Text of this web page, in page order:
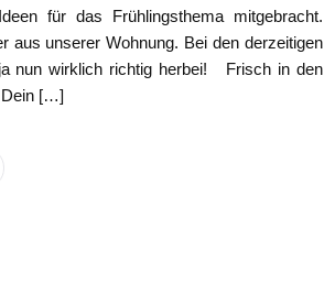
für das Frühlingsthema mitgebracht.
aus unserer Wohnung. Bei den derzeitigen
nun wirklich richtig herbei! Frisch in den
Dein […]